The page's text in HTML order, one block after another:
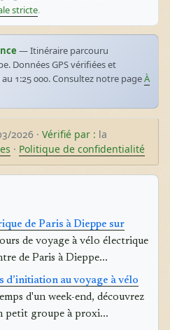
stricte.
— Itinéraire parcouru
Données GPS vérifiées et
1:25 000. Consultez notre pageÀ
2026 · Vérifié par : la
· Politique de confidentialité
de Paris à Dieppe sur
de voyage à vélo électrique
de Paris à Dieppe...
d’initiation au voyage à vélo
d'un week-end, découvrez
petit groupe à proxi...